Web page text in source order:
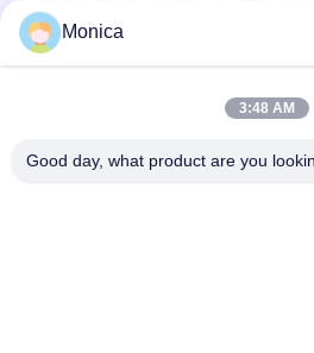
Monica
3:48 AM
Good day, what product are you